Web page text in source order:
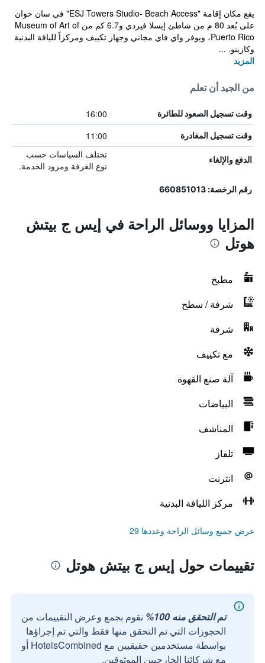
يقع مكان إقامة "ESJ Towers Studio- Beach Access" في سان خوان
على بُعد 80 م من شاطئ إيسلا فيردي و6.7 كم من Museum of Art of
Puerto Rico، ويوفر واي فاي مجاني وجهاز تكييف ومركزاً للياقة البدنية
وكازينو. ...
المزيد
من الجيد أن تعلم
وقت تسجيل الصعود للطائرة 16:00
وقت تسجيل المغادرة 11:00
الدفع والإلغاء
تختلف السياسات حسب
نوع الغرفة ومزود الخدمة.
رقم الرخصة: 660851013
المزايا ووسائل الراحة في إيس ج بيتش
هوتل
مطبخ
شرفة / سطح
شرفة
مع تكييف
آلة صنع القهوة
البياضات
المناشف
تلفاز
انترنت
مركز اللياقة البدنية
عرض جميع وسائل الراحة وعددها 29
تقييمات حول إيس ج بيتش هوتل
تم التحقق منه 100%
نقوم بجمع وعرض التقييمات من
الحجوزات التي تم التحقق منها فقط والتي تم إجراؤها
بواسطة مستخدمين حقيقيين مع HotelsCombined أو
مع شركائنا الخارجيين الموثوقين.